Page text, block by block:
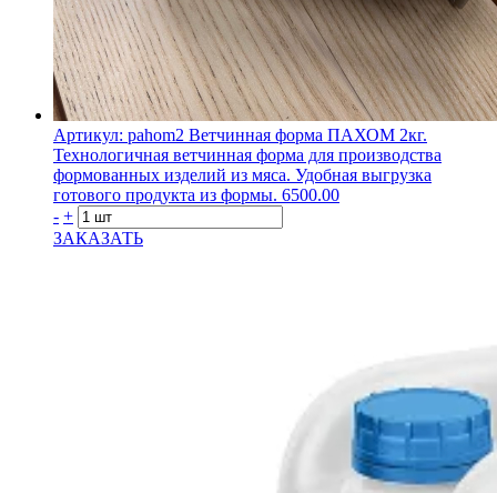
Артикул: pahom2 Ветчинная форма ПАХОМ 2кг.
Технологичная ветчинная форма для производства
формованных изделий из мяса. Удобная выгрузка
готового продукта из формы. 6500.00
- +
ЗАКАЗАТЬ